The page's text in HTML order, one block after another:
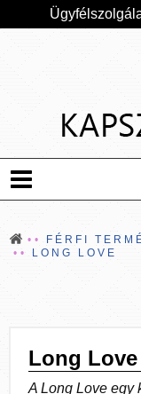
FÉRFI
LONG LOVE
Long Love
A Long Love egy